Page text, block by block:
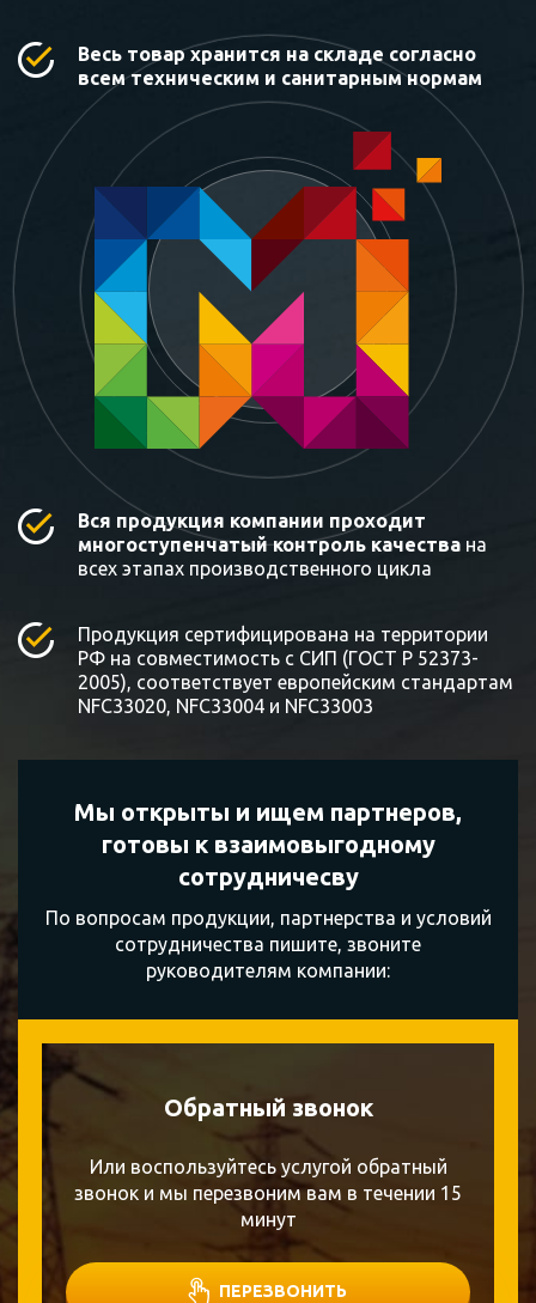
Весь товар хранится на складе согласно
всем техническим и санитарным нормам
Вся продукция компании проходит
многоступенчатый контроль качества на
всех этапах производственного цикла
Продукция сертифицирована на территории
РФ на совместимость с СИП (ГОСТ Р 52373-
2005), соответствует европейским стандартам
NFC33020, NFC33004 и NFC33003
Мы открыты и ищем партнеров,
готовы квзаимовыгодному
сотрудничесву
По вопросам продукции, партнерства и условий
сотрудничества пишите, звоните
руководителям компании:
Обратный звонок
Или воспользуйтесь услугой обратный
звонок и мы перезвоним вам в течении 15
минут
ПЕРЕЗВОНИТЬ